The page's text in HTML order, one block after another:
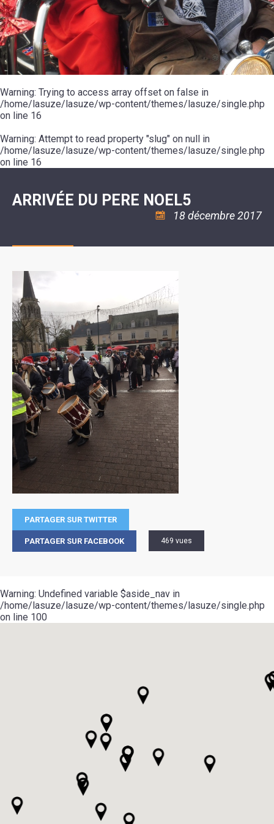
20ÈME
SIÈCLE
RÉUNIONS
DU
CONSEIL
MUNICIPAL
ARRÊTÉS
ET
DÉCISIONS
DU
MAIRE
MOT
DE
LA
MINORITÉ
LES
ÉCOLES
/
LE
COLLÈGE
ESPACE
JEUNES
11
18
:
ASSOCIATION
COULÉE
DOUCE
ENVIRONNEMENT
L'EAU
ET
L'ASSAINISSEMENT
LA
RÉSIDENCE
AUTONOMIE
LE
CCAS
LA
POLICE
SÉCURITÉ
/
RISQUES
MAJEURS
DE
MUSIQUE
L'ÉCOLE
COMMUNAUTAIRE
DE
DANSE
LA
PISCINE
ASSOCIATIONS
VOIE
VERTE
VISITES
ET
DÉCOUVERTES
LES
RANDONNÉES
LE
POUR
CAMPING-
CARS
TENTES
CARAVANES
LA
HALTE
FLUVIALE
SUZE
Warning: Trying to access array offset on false in
/home/lasuze/lasuze/wp-content/themes/lasuze/single.php
on line 16
Warning: Attempt to read property "slug" on null in
/home/lasuze/lasuze/wp-content/themes/lasuze/single.php
on line 16
ARRIVÉE DU PERE NOEL5
18 décembre 2017
PARTAGER SUR TWITTER
PARTAGER SUR FACEBOOK 469 vues
Warning: Undefined variable $aside_nav in
/home/lasuze/lasuze/wp-content/themes/lasuze/single.php
on line 100